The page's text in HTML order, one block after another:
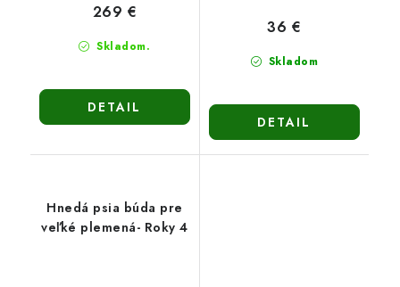
Skladom.
269 €
DETAIL
Skladom
36 €
DETAIL
Hnedá psia búda pre
veľké plemená- Roky 4